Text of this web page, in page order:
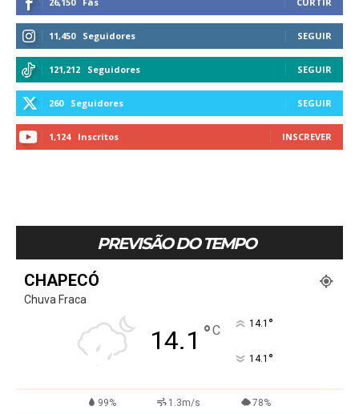
11,450 Seguidores SEGUIR
121,212 Seguidores SEGUIR
260 Seguidores SEGUIR
1,124 Inscritos INSCREVER
PREVISÃO DO TEMPO
CHAPECÓ
Chuva Fraca
14.1 °C 14.1 °
14.1 °
99% 1.3m/s 78%